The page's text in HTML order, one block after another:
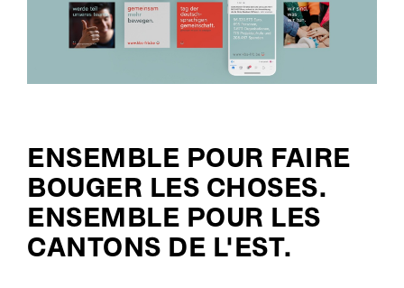
ENSEMBLE POUR FAIRE
BOUGER LES CHOSES.
ENSEMBLE POUR LES
CANTONS DE L'EST.